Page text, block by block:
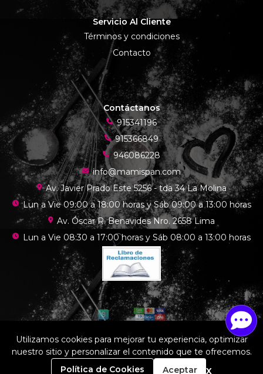
Servicio Al Cliente
Términos y condiciones
Contacto
Contáctanos
915341196
915366849
946086228
info@mamispan.com
Av. Javier Prado Este 5256 - tda 34 La Molina
Lun a Vie 09:00 a 18:00 horas y Sáb 09:00 a 13:00 horas
Av. Óscar R. Benavides Nro. 2658 Lima
Lun a Vie 08:30 a 17:00 horas y Sáb 08:00 a 13:00 horas
Mamis chef © 2026
¿Te gusta mi tienda? Yo vendo con
0
Utilizamos cookies para mejorar tu experiencia, optimizar
nuestro sitio y personalizar el contenido que te ofrecemos.
Política de Cookies
Aceptar x